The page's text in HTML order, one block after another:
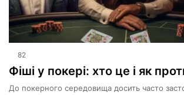
82
Фіші у покері: хто це і як
До покерного середовища досить часто